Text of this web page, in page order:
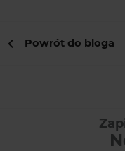
wpływa na
Powrót do bloga